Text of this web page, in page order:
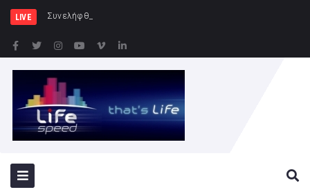
LIVE Συνελήφθησαν -3- άτομα για καλλ